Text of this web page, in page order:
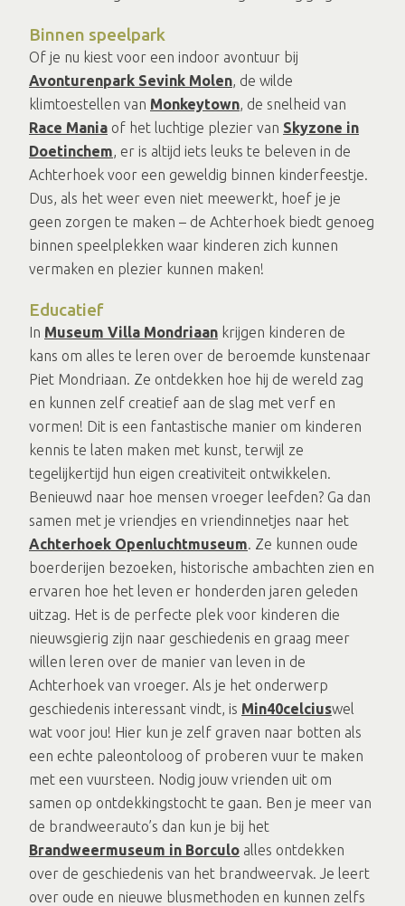
Binnen speelpark
Of je nu kiest voor een indoor avontuur bij
Avonturenpark Sevink Molen, de wilde
klimtoestellen van Monkeytown, de snelheid van
Race Mania of het luchtige plezier van Skyzone in
Doetinchem, er is altijd iets leuks te beleven in de
Achterhoek voor een geweldig binnen kinderfeestje.
Dus, als het weer even niet meewerkt, hoef je je
geen zorgen te maken – de Achterhoek biedt genoeg
binnen speelplekken waar kinderen zich kunnen
vermaken en plezier kunnen maken!
Educatief
In Museum Villa Mondriaan krijgen kinderen de
kans om alles te leren over de beroemde kunstenaar
Piet Mondriaan. Ze ontdekken hoe hij de wereld zag
en kunnen zelf creatief aan de slag met verf en
vormen! Dit is een fantastische manier om kinderen
kennis te laten maken met kunst, terwijl ze
tegelijkertijd hun eigen creativiteit ontwikkelen.
Benieuwd naar hoe mensen vroeger leefden? Ga dan
samen met je vriendjes en vriendinnetjes naar het
Achterhoek Openluchtmuseum. Ze kunnen oude
boerderijen bezoeken, historische ambachten zien en
ervaren hoe het leven er honderden jaren geleden
uitzag. Het is de perfecte plek voor kinderen die
nieuwsgierig zijn naar geschiedenis en graag meer
willen leren over de manier van leven in de
Achterhoek van vroeger. Als je het onderwerp
geschiedenis interessant vindt, is Min40celciuswel
wat voor jou! Hier kun je zelf graven naar botten als
een echte paleontoloog of proberen vuur te maken
met een vuursteen. Nodig jouw vrienden uit om
samen op ontdekkingstocht te gaan. Ben je meer van
de brandweerauto’s dan kun je bij het
Brandweermuseum in Borculo alles ontdekken
over de geschiedenis van het brandweervak. Je leert
over oude en nieuwe blusmethoden en kunnen zelfs